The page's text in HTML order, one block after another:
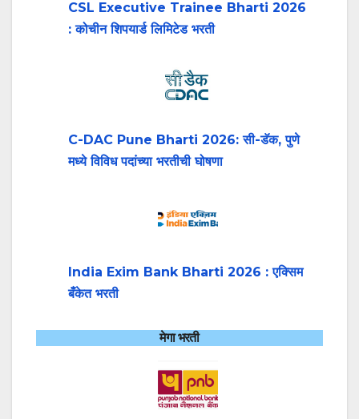
CSL Executive Trainee Bharti 2026
: कोचीन शिपयार्ड लिमिटेड भरती
C-DAC Pune Bharti 2026: सी-डॅक, पुणे
मध्ये विविध पदांच्या भरतीची घोषणा
India Exim Bank Bharti 2026 : एक्सिम
बँकेत भरती
मेगा भरती